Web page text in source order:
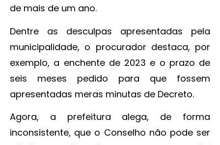
de mais de um ano.
Dentre as desculpas apresentadas pela
municipalidade, o procurador destaca, por
exemplo, a enchente de 2023 e o prazo de
seis meses pedido para que fossem
apresentadas meras minutas de Decreto.
Agora, a prefeitura alega, de forma
inconsistente, que o Conselho não pode ser